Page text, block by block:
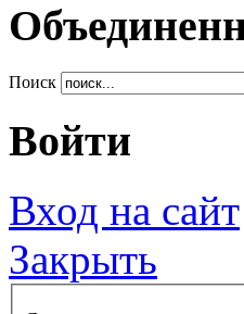
Поиск
Войти
Вход на сайт
Закрыть